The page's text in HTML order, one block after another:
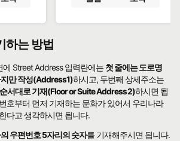
하는 방법
Street Address 입력란에는 첫 줄에는 도로명
만 작성(Address1)하시고, 두번째 상세주소는
서대로 기재(Floor or Suite Address2)하시면 됩
호부터 먼저 기재하는 문화가 있어서 우리나라
다고 생각하시면 됩니다.
우편번호 5자리의 숫자를 기재해주시면 됩니다.